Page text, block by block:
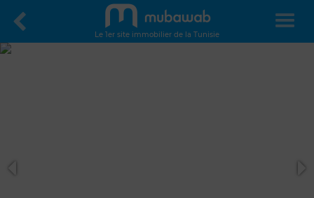
Le 1er site immobilier de la Tunisie